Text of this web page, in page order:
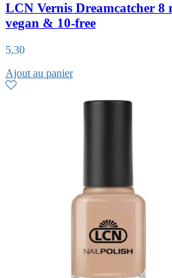
LCN Vernis Dreamcatcher 8
vegan & 10-free
5,30
Ajout au panier